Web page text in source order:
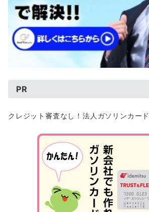
PR
クレジット審査なし！法人ガソリンカード